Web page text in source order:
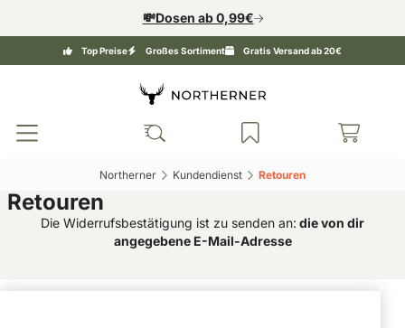
💸Dosen ab 0,99€
Top Preise Großes Sortiment Gratis Versand ab 20€
Northerner‎ Kundendienst‎ Retouren‎
Retouren
Die Widerrufsbestätigung ist zu senden an: die von dir
angegebene E-Mail-Adresse